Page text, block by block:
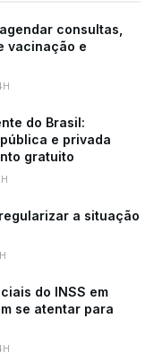
consultas,
vacinação e
do Brasil:
e privada
gratuito
a situação
do INSS em
se atentar para